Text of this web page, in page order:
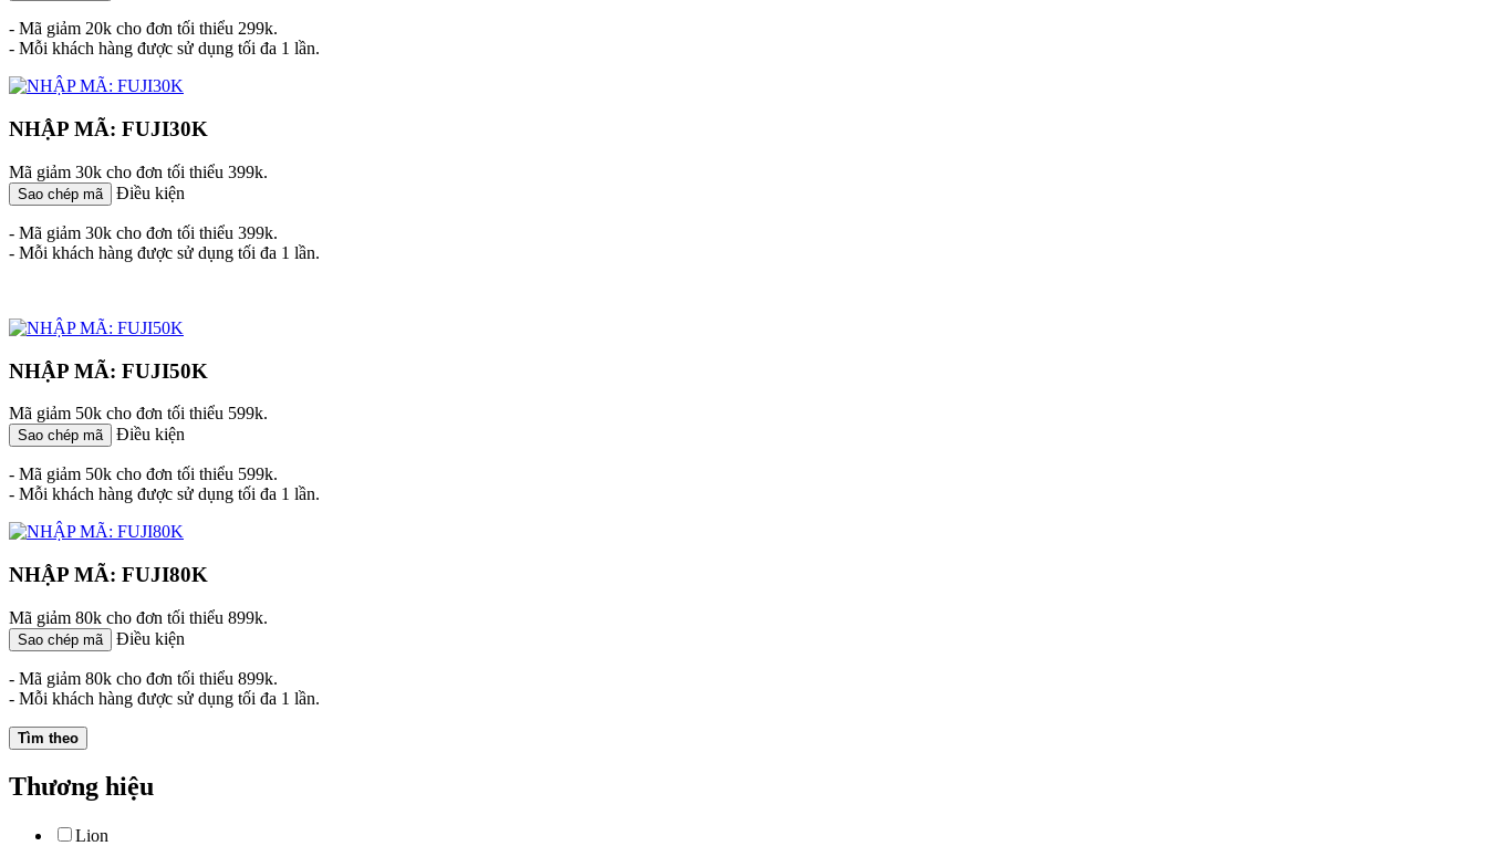
- Mã giảm 20k cho đơn tối thiểu 299k.
- Mỗi khách hàng được sử dụng tối đa 1 lần.
NHẬP MÃ: FUJI30K
Mã giảm 30k cho đơn tối thiểu 399k.
Sao chép mã Điều kiện
- Mã giảm 30k cho đơn tối thiểu 399k.
- Mỗi khách hàng được sử dụng tối đa 1 lần.
NHẬP MÃ: FUJI50K
Mã giảm 50k cho đơn tối thiểu 599k.
Sao chép mã Điều kiện
- Mã giảm 50k cho đơn tối thiểu 599k.
- Mỗi khách hàng được sử dụng tối đa 1 lần.
NHẬP MÃ: FUJI80K
Mã giảm 80k cho đơn tối thiểu 899k.
Sao chép mã Điều kiện
- Mã giảm 80k cho đơn tối thiểu 899k.
- Mỗi khách hàng được sử dụng tối đa 1 lần.
Tìm theo
Thương hiệu
Lion